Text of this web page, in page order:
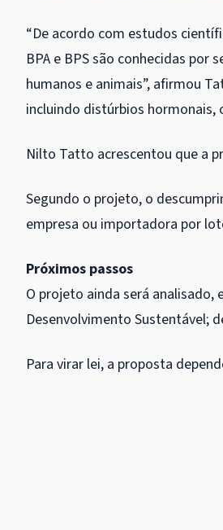
“De acordo com estudos
BPA e BPS são conhecidas
humanos e animais”, afirmou
incluindo distúrbios hormonais,
Nilto Tatto acrescentou que a
Segundo o projeto, o
empresa ou importadora por
Próximos passos
O projeto ainda será analisado,
Desenvolvimento Sustentável;
Para virar lei, a proposta